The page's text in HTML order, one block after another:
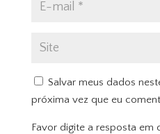
Salvar meus dados
próxima vez que eu
Favor digite a resposta em